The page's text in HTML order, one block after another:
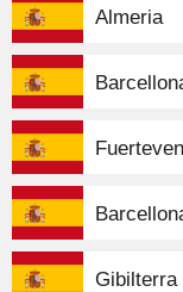
Almeria
Gibilterra